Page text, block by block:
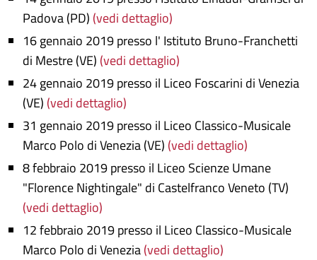
Padova (PD) (vedi dettaglio)
16 gennaio 2019 presso l' Istituto Bruno-Franchetti
di Mestre (VE) (vedi dettaglio)
24 gennaio 2019 presso il Liceo Foscarini di Venezia
(VE) (vedi dettaglio)
31 gennaio 2019 presso il Liceo Classico-Musicale
Marco Polo di Venezia (VE) (vedi dettaglio)
8 febbraio 2019 presso il Liceo Scienze Umane
"Florence Nightingale" di Castelfranco Veneto (TV)
(vedi dettaglio)
12 febbraio 2019 presso il Liceo Classico-Musicale
Marco Polo di Venezia(vedi dettaglio)